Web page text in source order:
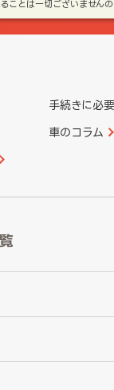
ことは一切ございませんの
手続きに必
車のコラム